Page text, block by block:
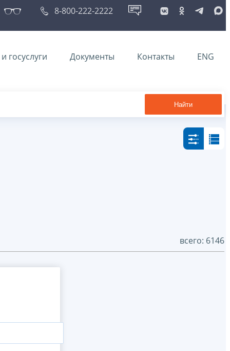
8-800-222-2222
госуслуги Документы Контакты ENG
Найти
всего: 6146